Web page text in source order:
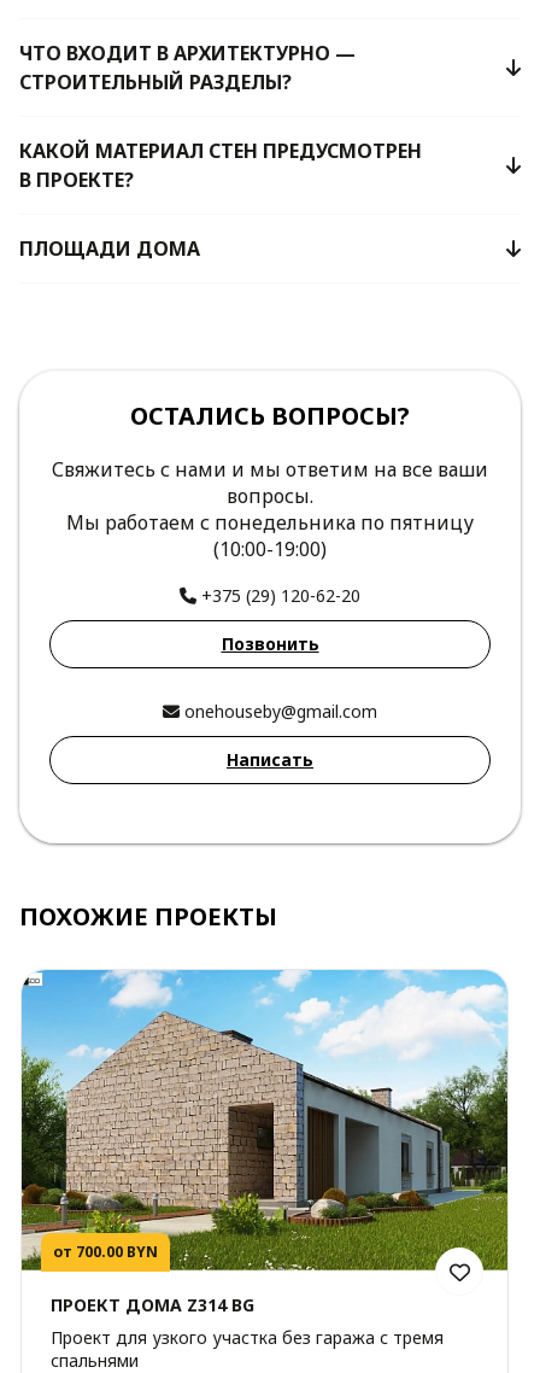
ЧТО ВХОДИТ В АРХИТЕКТУРНО —
СТРОИТЕЛЬНЫЙ РАЗДЕЛЫ?
КАКОЙ МАТЕРИАЛ СТЕН ПРЕДУСМОТРЕН
В ПРОЕКТЕ?
ПЛОЩАДИ ДОМА
ОСТАЛИСЬ ВОПРОСЫ?
Свяжитесь с нами и мы ответим на все ваши
вопросы.
Мы работаем с понедельника по пятницу
(10:00-19:00)
+375 (29) 120-62-20
Позвонить
onehouseby@gmail.com
Написать
ПОХОЖИЕ ПРОЕКТЫ
от 700.00 BYN
ПРОЕКТ ДОМА Z314 BG
Проект для узкого участка без гаража с тремя
спальнями